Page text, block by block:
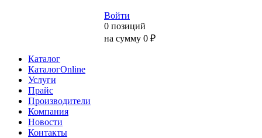
Войти
0 позиций
на сумму 0 ₽
Каталог
КаталогOnline
Услуги
Прайс
Производители
Компания
Новости
Контакты